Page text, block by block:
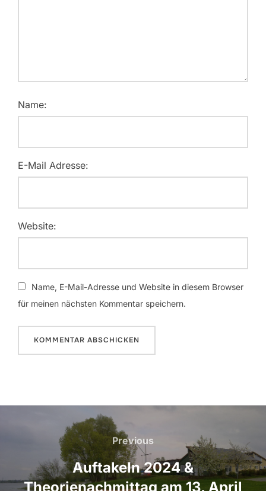
Name:
E-Mail Adresse:
Website:
Name, E-Mail-Adresse und Website in diesem Browser
für meinen nächsten Kommentar speichern.
Beitragsnavigation
Previous
Previous
Auftakeln 2024 &
Theorienachmittag am 13. April